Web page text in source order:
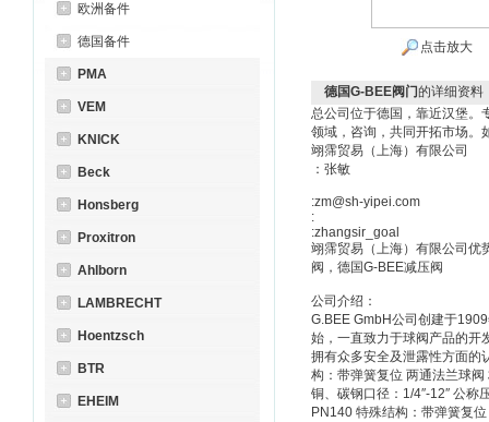
欧洲备件
德国备件
PMA
VEM
KNICK
Beck
Honsberg
Proxitron
Ahlborn
LAMBRECHT
Hoentzsch
BTR
EHEIM
点击放大
德国G-BEE阀门的详细资料
总公司位于德国，靠近汉堡。
领域，咨询，共同开拓市场。
翊霈贸易（上海）有限公司
：张敏
:zm@sh-yipei.com
:
:zhangsir_goal
翊霈贸易（上海）有限公司优
阀，德国G-BEE减压阀
公司介绍：
G.BEE GmbH公司创建于
始，一直致力于球阀产品的开
拥有众多安全及泄露性方面的
构：带弹簧复位 两通法兰球
铜、碳钢口径：1/4″-12″ 公称
PN140 特殊结构：带弹簧复